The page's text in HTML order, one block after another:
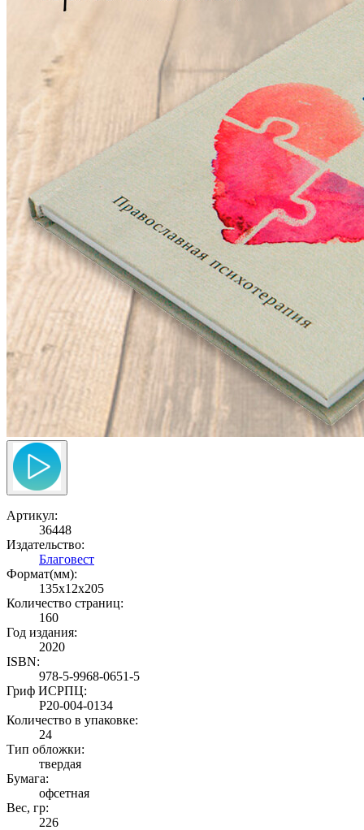
Артикул:
36448
Издательство:
Благовест
Формат(мм):
135x12x205
Количество страниц:
160
Год издания:
2020
ISBN:
978-5-9968-0651-5
Гриф ИСРПЦ:
Р20-004-0134
Количество в упаковке:
24
Тип обложки:
твердая
Бумага:
офсетная
Вес, гр:
226